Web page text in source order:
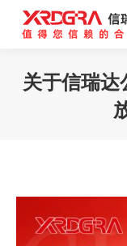
关于信瑞